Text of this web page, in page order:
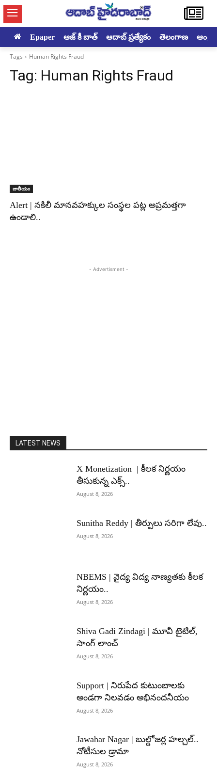
Epaper ఆజ్ కీ బాత్ ఆదాబ్ ప్రత్యేకం తెలంగాణ
Tags Human Rights Fraud
Tag: Human Rights Fraud
జాతీయం
Alert | నకిలీ మానవహక్కుల సంస్థల పట్ల అప్రమత్తగా
ఉండాలి..
- Advertisment -
LATEST NEWS
X Monetization | కీలక నిర్ణయం
తీసుకున్న ఎక్స్..
August 8, 2026
Sunitha Reddy | తీర్పులు సరిగా లేవు..
August 8, 2026
NBEMS | వైద్య విద్య నాణ్యతకు కీలక
నిర్ణయం..
August 8, 2026
Shiva Gadi Zindagi | మూవీ టైటిల్,
సాంగ్ లాంచ్
August 8, 2026
Support | నిరుపేద కుటుంబాలకు
అండగా నిలవడం అభినందనీయం
August 8, 2026
Jawahar Nagar | బుల్డోజర్ల హల్చల్..
నోటీసుల డ్రామా
August 8, 2026